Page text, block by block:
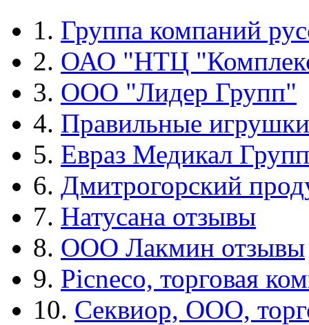
1. Группа компаний
2. ОАО "НТЦ
3. ООО "Лидер Групп"
4. Правильные игрушки
5. Евраз Медикал Групп
6. Дмитрогорский
7. Натусана отзывы
8. ООО Лакмин отзывы
9. Picneco, торговая
10. Секвиор, ООО,